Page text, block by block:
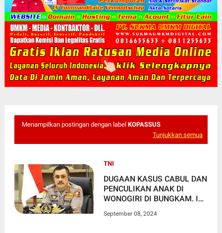
Menampilkan postingan dengan label KOPASSUS
Tunjukkan semua
TNI
DUGAAN KASUS CABUL DAN
PENCULIKAN ANAK DI
WONOGIRI DI BUNGKAM. INI
September 08, 2024